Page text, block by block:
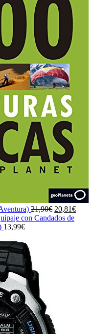
21,90€ El
precio
20,81€El
con Candados de
13,99€